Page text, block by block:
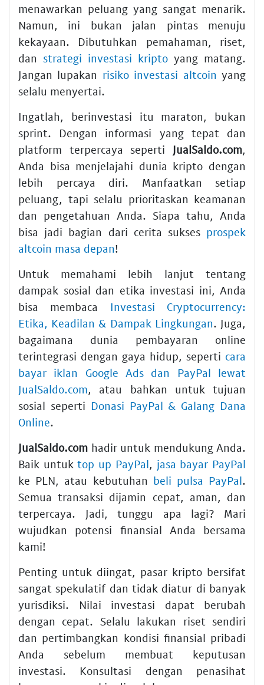
menawarkan peluang yang sangat menarik.
Namun, ini bukan jalan pintas menuju
kekayaan. Dibutuhkan pemahaman, riset,
dan strategi investasi kripto yang matang.
Jangan lupakan risiko investasi altcoin yang
selalu menyertai.
Ingatlah, berinvestasi itu maraton, bukan
sprint. Dengan informasi yang tepat dan
platform terpercaya seperti JualSaldo.com,
Anda bisa menjelajahi dunia kripto dengan
lebih percaya diri. Manfaatkan setiap
peluang, tapi selalu prioritaskan keamanan
dan pengetahuan Anda. Siapa tahu, Anda
bisa jadi bagian dari cerita sukses prospek
altcoin masa depan!
Untuk memahami lebih lanjut tentang
dampak sosial dan etika investasi ini, Anda
bisa membaca Investasi Cryptocurrency:
Etika, Keadilan & Dampak Lingkungan. Juga,
bagaimana dunia pembayaran online
terintegrasi dengan gaya hidup, seperti cara
bayar iklan Google Ads dan PayPal lewat
JualSaldo.com, atau bahkan untuk tujuan
sosial seperti Donasi PayPal & Galang Dana
Online.
JualSaldo.com hadir untuk mendukung Anda.
Baik untuktop up PayPal, jasa bayar PayPal
ke PLN, atau kebutuhan beli pulsa PayPal.
Semua transaksi dijamin cepat, aman, dan
terpercaya. Jadi, tunggu apa lagi? Mari
wujudkan potensi finansial Anda bersama
kami!
Penting untuk diingat, pasar kripto bersifat
sangat spekulatif dan tidak diatur di banyak
yurisdiksi. Nilai investasi dapat berubah
dengan cepat. Selalu lakukan riset sendiri
dan pertimbangkan kondisi finansial pribadi
Anda sebelum membuat keputusan
investasi. Konsultasi dengan penasihat